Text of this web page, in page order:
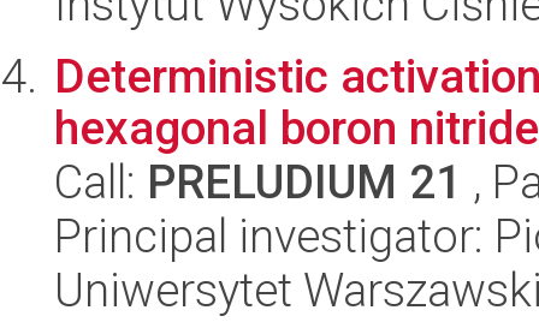
Deterministic
hexagonal boron nitride
Call: PRELUDIUM 21 ,
Principal investigator:
Uniwersytet